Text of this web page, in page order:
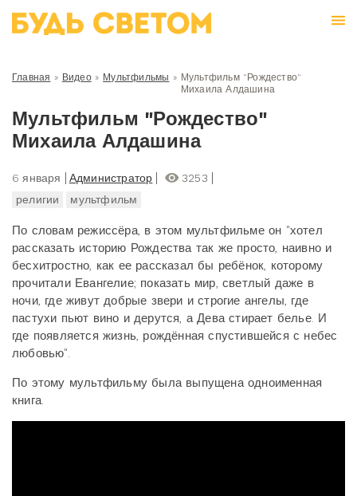
Главная » Видео» Мультфильмы » Мультфильм "Рождество"
Михаила Алдашина
Мультфильм "Рождество"
Михаила Алдашина
6 января Администратор
3253
религии
мультфильм
По словам режиссёра, в этом мультфильме он "хотел
рассказать историю Рождества так же просто, наивно и
бесхитростно, как ее рассказал бы ребёнок, которому
прочитали Евангелие; показать мир, светлый даже в
ночи, где живут добрые звери и строгие ангелы, где
пастухи пьют вино и дерутся, а Дева стирает белье. И
где появляется жизнь, рождённая спустившейся с небес
любовью".
По этому мультфильму была выпущена одноименная
книга.